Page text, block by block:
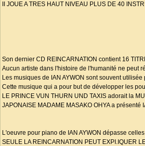
II JOUE A TRES HAUT NIVEAU PLUS DE 40
Son dernier CD REINCARNATION contient 16
Aucun artiste dans l'histoire de l'humanité ne peut
Les musiques de IAN AYWON sont souvent
Cette musique qui a pour but de développer les
LE PRINCE VUN THURN UND TAXIS adorait la
JAPONAISE MADAME MASAKO OHYA a
L'oeuvre pour piano de IAN AYWON dépasse
SEULE LA REINCARNATION PEUT EXPI.IQUER